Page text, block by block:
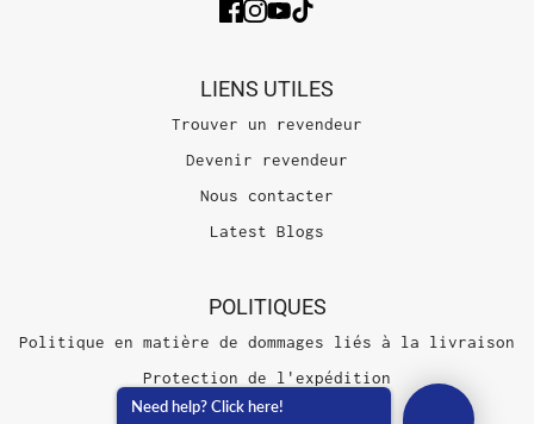
LIENS UTILES
Trouver un revendeur
Devenir revendeur
Nous contacter
Latest Blogs
POLITIQUES
Politique en matière de dommages liés à la livraison
Protection de l'expédition
Conditions d'utilisation
Need help? Click here!